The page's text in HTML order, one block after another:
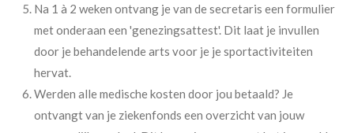
Na 1 à 2 weken ontvang je van de secretaris een formulier
met onderaan een 'genezingsattest'. Dit laat je invullen
door je behandelende arts voor je je sportactiviteiten
hervat.
Werden alle medische kosten door jou betaald? Je
ontvangt van je ziekenfonds een overzicht van jouw